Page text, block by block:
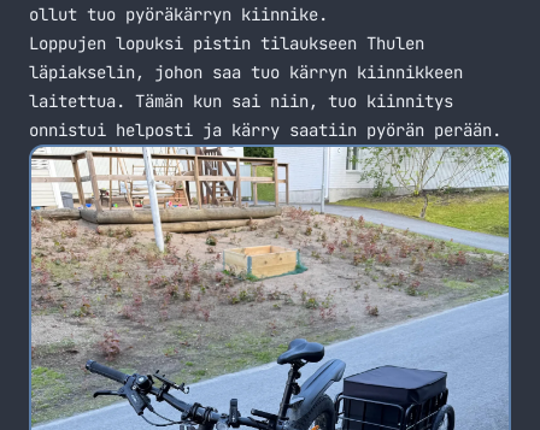
ollut tuo pyöräkärryn kiinnike.
Loppujen lopuksi pistin tilaukseen Thulen
läpiakselin, johon saa tuo kärryn kiinnikkeen
laitettua. Tämän kun sai niin, tuo kiinnitys
onnistui helposti ja kärry saatiin pyörän perään.